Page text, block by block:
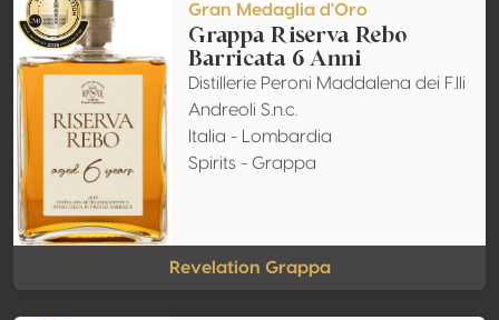
Gran Medaglia d'Oro
Grappa Riserva Rebo
Barricata 6 Anni
Distillerie Peroni Maddalena dei F.lli
Andreoli S.n.c.
Italia - Lombardia
Spirits - Grappa
Revelation Grappa